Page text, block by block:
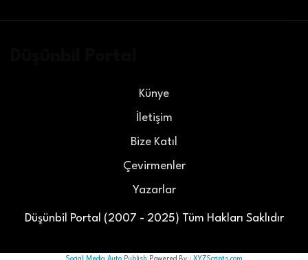
Düşünbil Portal (2007 - 2025) Tüm Hakları Saklıdır
Künye
İletişim
Bize Katıl
Çevirmenler
Yazarlar